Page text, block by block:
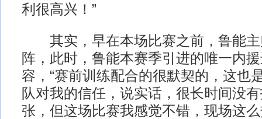
利很高兴！”
其实，早在本场比赛之前，鲁能主
阵，此时，鲁能本赛季引进的唯一内
容，“赛前训练配合的很默契的，这也
队对我的信任，说实话，很长时间没
张，但这场比赛我感觉不错，现场这